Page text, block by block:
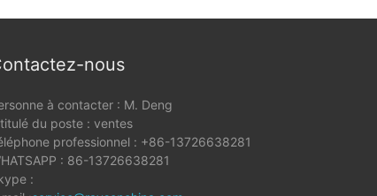
Seasame
nous
à contacter : M. Deng
du poste : ventes
professionnel : +86-13726638281
: 86-13726638281
: